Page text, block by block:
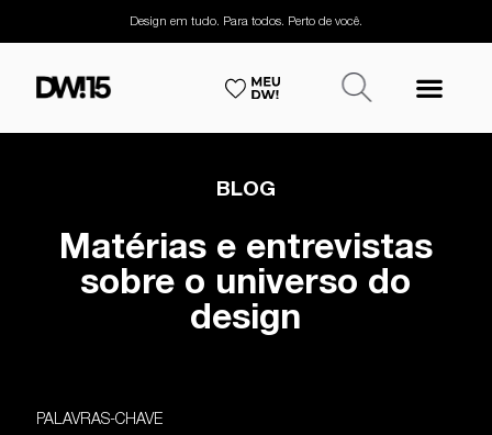
Design em tudo. Para todos. Perto de você.
BLOG
Matérias e entrevistas
sobre o universo do
design